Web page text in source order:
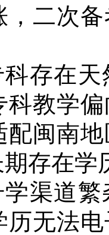
，二次
存在
科教学
配闽南
存在学
学渠道
历无法